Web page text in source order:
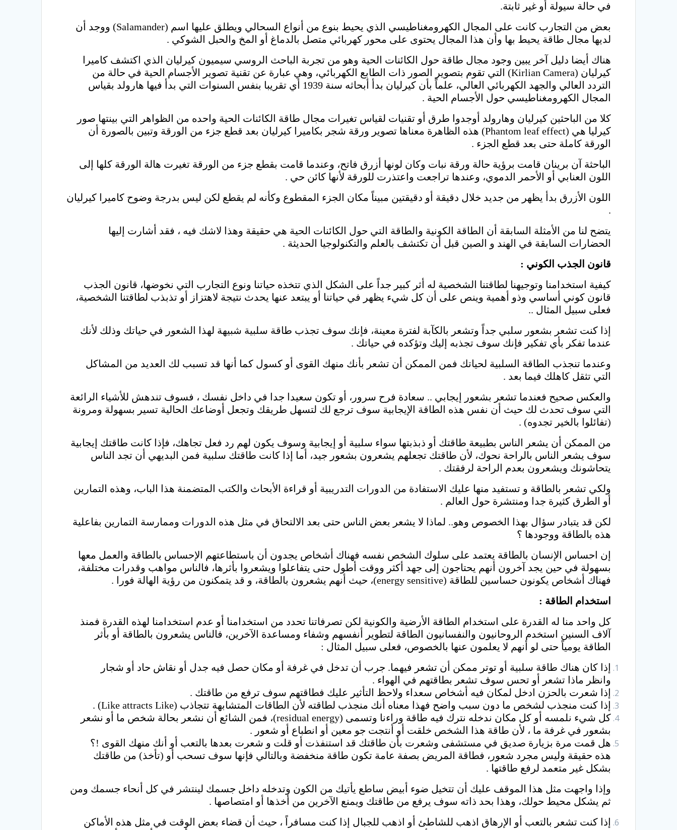
في حالة سيولة أو غير ثابتة.
بعض من التجارب كانت على المجال الكهرومغناطيسي الذي يحيط بنوع من أنواع السحالي ويطلق عليها اسم (Salamander) ووجد أن
لديها مجال طاقة يحيط بها وأن هذا المجال يحتوى على محور كهربائي متصل بالدماغ أو المخ والحبل الشوكي .
هناك أيضا دليل آخر يبين وجود مجال طاقة حول الكائنات الحية وهو من تجربة الباحث الروسي سيميون كيرليان الذي اكتشف كاميرا
كيرليان (Kirlian Camera) التي تقوم بتصوير الصور ذات الطابع الكهربائي، وهي عبارة عن تقنية تصوير الأجسام الحية في حالة من
التردد العالي والجهد الكهربائي العالي، علماً بأن كيرليان بدأ أبحاثه سنة 1939 أي تقريبا بنفس السنوات التي بدأ فيها هارولد بقياس
المجال الكهرومغناطيسي حول الأجسام الحية .
كلا من الباحثين كيرليان وهارولد أوجدوا طرق أو تقنيات لقياس تغيرات مجال طاقة الكائنات الحية واحده من الظواهر التي بينتها صور
كيرليا هي (Phantom leaf effect) هذه الظاهرة معناها تصوير ورقة شجر بكاميرا كيرليان بعد قطع جزء من الورقة وتبين بالصورة أن
الورقة كاملة حتى بعد قطع الجزء .
الباحثة آن برينان قامت برؤية حالة ورقة نبات وكان لونها أزرق فاتح، وعندما قامت بقطع جزء من الورقة تغيرت هالة الورقة كلها إلى
اللون العنابي أو الأحمر الدموي، وعندها تراجعت واعتذرت للورقة لأنها كائن حي .
اللون الأزرق بدأ يظهر من جديد خلال دقيقة أو دقيقتين مبيناً مكان الجزء المقطوع وكأنه لم يقطع لكن ليس بدرجة وضوح كاميرا كيرليان
.
يتضح لنا من الأمثلة السابقة أن الطاقة الكونية والطاقة التي حول الكائنات الحية هي حقيقة وهذا لاشك فيه ، فقد أشارت إليها
الحضارات السابقة في الهند و الصين قبل أن تكتشف بالعلم والتكنولوجيا الحديثة .
قانون الجذب الكوني :
كيفية استخدامنا وتوجيهنا لطاقتنا الشخصية له أثر كبير جداً على الشكل الذي تتخذه حياتنا ونوع التجارب التي نخوضها، قانون الجذب
قانون كوني أساسي وذو أهمية وينص على أن كل شيء يظهر في حياتنا أو يبتعد عنها يحدث نتيجة لاهتزاز أو تذبذب لطاقتنا الشخصية،
فعلى سبيل المثال ..
إذا كنت تشعر بشعور سلبي جداً وتشعر بالكآبة لفترة معينة، فإنك سوف تجذب طاقة سلبية شبيهة لهذا الشعور في حياتك وذلك لأنك
عندما تفكر بأي تفكير فإنك سوف تجذبه إليك وتؤكده في حياتك .
وعندما تنجذب الطاقة السلبية لحياتك فمن الممكن أن تشعر بأنك منهك القوى أو كسول كما أنها قد تسبب لك العديد من المشاكل
التي تثقل كاهلك فيما بعد .
والعكس صحيح فعندما تشعر بشعور إيجابي .. سعادة فرح سرور، أو تكون سعيدا جدا في داخل نفسك ، فسوف تندهش للأشياء الرائعة
التي سوف تحدث لك حيث أن نفس هذه الطاقة الإيجابية سوف ترجع لك لتسهل طريقك وتجعل أوضاعك الحالية تسير بسهولة ومرونة
(تفائلوا بالخير تجدوه) .
من الممكن أن يشعر الناس بطبيعة طاقتك أو ذبذبتها سواء سلبية أو إيجابية وسوف يكون لهم رد فعل تجاهك، فإذا كانت طاقتك إيجابية
سوف يشعر الناس بالراحة نحوك، لأن طاقتك تجعلهم يشعرون بشعور جيد، أما إذا كانت طاقتك سلبية فمن البديهي أن تجد الناس
يتحاشونك ويشعرون بعدم الراحة لرفقتك .
ولكي تشعر بالطاقة و تستفيد منها عليك الاستفادة من الدورات التدريبية أو قراءة الأبحاث والكتب المتضمنة هذا الباب، وهذه التمارين
أو الطرق كثيرة جدا ومنتشرة حول العالم .
لكن قد يتبادر سؤال بهذا الخصوص وهو.. لماذا لا يشعر بعض الناس حتى بعد الالتحاق في مثل هذه الدورات وممارسة التمارين بفاعلية
هذه بالطاقة ووجودها ؟
إن احساس الإنسان بالطاقة يعتمد على سلوك الشخص نفسه فهناك أشخاص يجدون أن باستطاعتهم الإحساس بالطاقة والعمل معها
بسهولة في حين يجد آخرون أنهم يحتاجون إلى جهد أكثر ووقت أطول حتى يتفاعلوا ويشعروا بأثرها، فالناس مواهب وقدرات مختلفة،
فهناك أشخاص يكونون حساسين للطاقة (energy sensitive)، حيث أنهم يشعرون بالطاقة، و قد يتمكنون من رؤية الهالة فورا .
استخدام الطاقة :
كل واحد منا له القدرة على استخدام الطاقة الأرضية والكونية لكن تصرفاتنا تحدد من استخدامنا أو عدم استخدامنا لهذه القدرة فمنذ
آلاف السنين استخدم الروحانيون والنفسانيون الطاقة لتطوير أنفسهم وشفاء ومساعدة الآخرين، فالناس يشعرون بالطاقة أو بأثر
الطاقة يومياً حتى لو أنهم لا يعلمون عنها بالخصوص، فعلى سبيل المثال :
إذا كان هناك طاقة سلبية أو توتر ممكن أن تشعر فيهما. جرب أن تدخل في غرفة أو مكان حصل فيه جدل أو نقاش حاد أو شجار
وانظر ماذا تشعر أو تحس سوف تشعر بطاقتهم في الهواء .
إذا شعرت بالحزن ادخل لمكان فيه أشخاص سعداء ولاحظ التأثير عليك فطاقتهم سوف ترفع من طاقتك .
إذا كنت منجذب لشخص ما دون سبب واضح فهذا معناه أنك منجذب لطاقته لأن الطاقات المتشابهة تتجاذب (Like attracts Like) .
كل شيء نلمسه أو كل مكان ندخله نترك فيه طاقة وراءنا وتسمى (residual energy)، فمن الشائع أن نشعر بحالة شخص ما أو نشعر
بشعور في غرفة ما ، لأن طاقة هذا الشخص خلقت أو أنتجت جو معين أو انطباع أو شعور .
هل قمت مرة بزيارة صديق في مستشفى وشعرت بأن طاقتك قد استنفذت أو قلت و شعرت بعدها بالتعب أو أنك منهك القوى !؟
هذه حقيقة وليس مجرد شعور، فطاقة المريض بصفة عامة تكون طاقة منخفضة وبالتالي فإنها سوف تسحب أو (تأخذ) من طاقتك
بشكل غير متعمد لرفع طاقتها .
وإذا واجهت مثل هذا الموقف عليك أن تتخيل ضوء أبيض ساطع يأتيك من الكون وتدخله داخل جسمك لينتشر في كل أنحاء جسمك ومن
ثم يشكل محيط حولك، وهذا بحد ذاته سوف يرفع من طاقتك ويمنع الآخرين من أخذها أو امتصاصها .
إذا كنت تشعر بالتعب أو الإرهاق اذهب للشاطئ أو اذهب للجبال إذا كنت مسافراً ، حيث أن قضاء بعض الوقت في مثل هذه الأماكن